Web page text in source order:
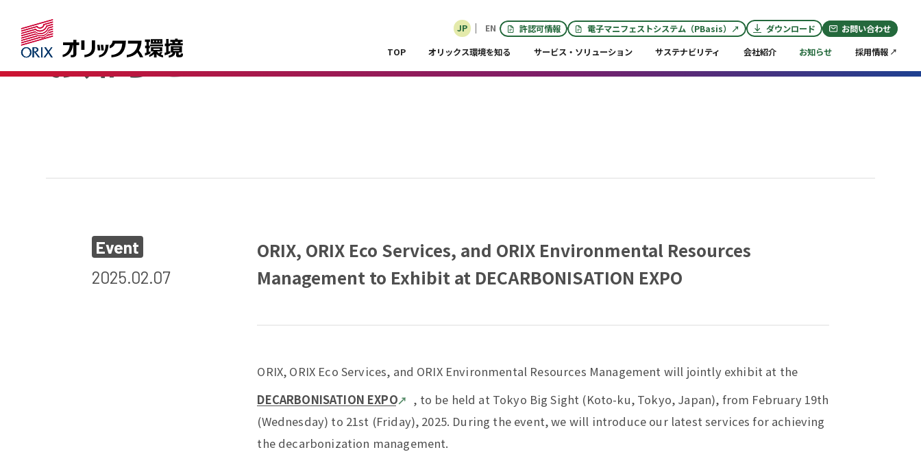
JP EN 許認可情報
許認可情報
電子マニフェストシステム（PBasis）↗︎
電子マニフェストシステム（PBasis）↗︎
ダウンロード
ダウンロード
お問い合わせ
お問い合わせ
TOP オリックス環境を知る サービス・ソリューション
回収手配
新たな技術の導入
産業廃棄物関連法令チェック
サステナビリティ 会社紹介 お知らせ 採用情報
News
お知らせ
トップページ お知らせ ORIX, ORIX Eco Servi...
Event
2025.02.07
ORIX, ORIX Eco Services, and ORIX Environmental Resources
Management to Exhibit at DECARBONISATION EXPO
ORIX, ORIX Eco Services, and ORIX Environmental Resources Management will jointly exhibit at the
DECARBONISATION EXPO
, to be held at Tokyo Big Sight (Koto-ku, Tokyo, Japan), from February 19th
(Wednesday) to 21st (Friday), 2025. During the event, we will introduce our latest services for achieving
the decarbonization management.